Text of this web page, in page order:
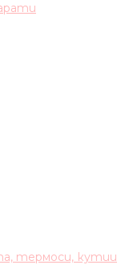
термоси, кутии